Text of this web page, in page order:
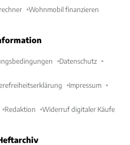
Wohnmobil finanzieren
Datenschutz
Impressum
Redaktion Widerruf digitaler Käufe